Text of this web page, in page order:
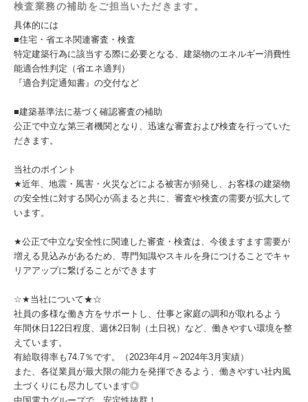
検査業務の補助をご担当いただきます。
具体的には
■住宅・省エネ関連審査・検査
特定建築行為に該当する際に必要となる、建築物のエネルギー消費性
能適合性判定（省エネ適判）
『適合判定通知書』の交付など
■建築基準法に基づく確認審査の補助
公正で中立な第三者機関となり、迅速な審査および検査を行っていた
だきます。
当社のポイント
★近年、地震・風害・火災などによる被害が頻発し、お客様の建築物
の安全性に対する関心が高まると共に、審査や検査の需要が拡大して
います。
★公正で中立な安全性に関連した審査・検査は、今後ますます需要が
増える見込みがあるため、専門知識やスキルを身につけることでキャ
リアアップに繋げることができます
☆★当社について★☆
社員の多様な働き方をサポートし、仕事と家庭の調和が取れるよう
年間休日122日程度、週休2日制（土日祝）など、働きやすい環境を整
えています。
有給取得率も74.7％です。（2023年4月～2024年3月実績）
また、各従業員が最大限の能力を発揮できるよう、働きやすい社内風
土づくりにも尽力しています◎